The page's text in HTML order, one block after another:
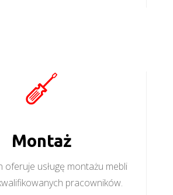
Montaż
oferuje usługę montażu mebli
pracowników.